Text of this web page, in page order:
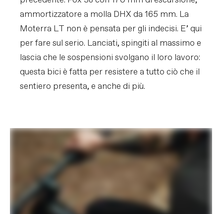
ammortizzatore a molla DHX da 165 mm. La
Moterra LT non è pensata per gli indecisi. E’ qui
per fare sul serio. Lanciati, spingiti al massimo e
lascia che le sospensioni svolgano il loro lavoro:
questa bici è fatta per resistere a tutto ciò che il
sentiero presenta, e anche di più.
SENZA PREAVVISO.